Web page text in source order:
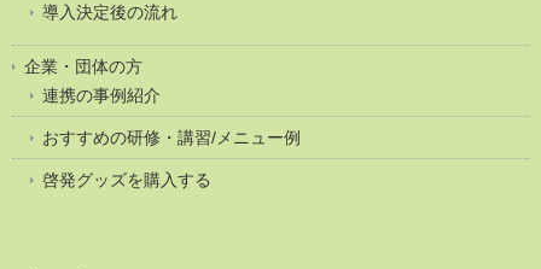
導入決定後の流れ
企業・団体の方
連携の事例紹介
おすすめの研修・講習/メニュー例
啓発グッズを購入する